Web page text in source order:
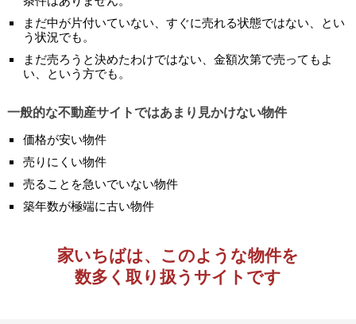
まだ中が片付いていない、すぐに売れる状態ではない、とい
う状況でも。
まだ売ろうと決めたわけではない、金額次第で売ってもよ
い、という方でも。
一般的な不動産サイトではあまり見かけない物件
価格が安い物件
売りにくい物件
売ることを急いでいない物件
築年数が極端に古い物件
家いちばは、このような物件を
数多く取り扱うサイトです